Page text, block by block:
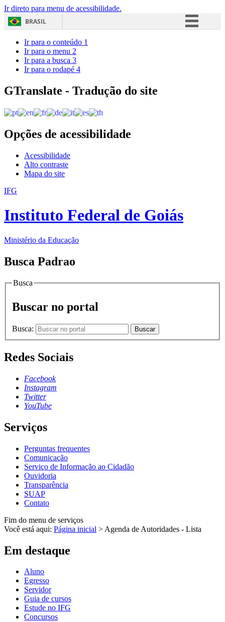
Ir direto para menu de acessibilidade.
BRASIL
Acesso à informação
Ir para o conteúdo 1
Ir para o menu 2
Ir para a busca 3
Ir para o rodapé 4
GTranslate - Tradução do site
Opções de acessibilidade
Acessibilidade
Alto contraste
Mapa do site
IFG
Instituto Federal de Goiás
Ministério da Educação
Busca Padrao
Busca
Buscar no portal
Busca: Buscar
Redes Sociais
Facebook
Instagram
Twitter
YouTube
Serviços
Perguntas frequentes
Comunicação
Serviço de Informação ao Cidadão
Ouvidoria
Transparência
SUAP
Contato
Fim do menu de serviços
Você está aqui: Página inicial > Agenda de Autoridades - Lista
Em destaque
Aluno
Egresso
Servidor
Guia de cursos
Estude no IFG
Concursos